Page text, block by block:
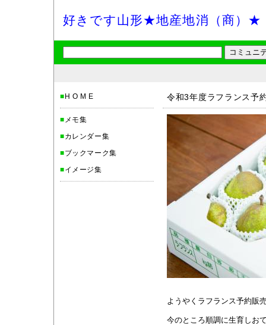
好きです山形★地産地消（商）★
■ H O M E
■ メモ集
■カレンダー集
■ブックマーク集
■イメージ集
令和3年度ラフランス予
ようやくラフランス予約販
今のところ順調に生育しお